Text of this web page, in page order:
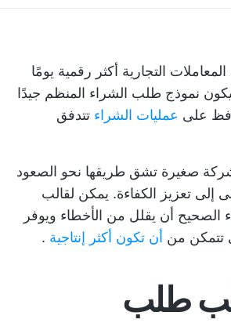
التجارية أكثر رقمية يومًا
نموذج طلب الشراء المنظم جيدًا
على عمليات الشراء تتدفق
شركة صغيرة تشق طريقها نحو الصعود
إلى تعزيز الكفاءة. يمكن لقالب
أن يقلل من الأخطاء ويوفر
تتمكن من أن تكون أكثر إنتاجية .
طلب